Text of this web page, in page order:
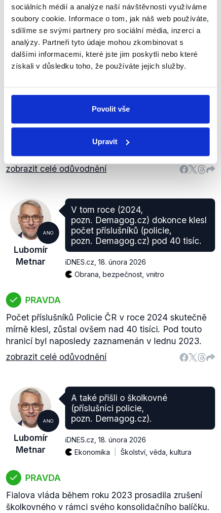
sociálních médií a analýze naší návštěvnosti využíváme
soubory cookie. Informace o tom, jak náš web používáte,
sdílíme se svými partnery pro sociální média, inzerci a
analýzy. Partneři tyto údaje mohou zkombinovat s
dalšími informacemi, které jste jim poskytli nebo které
získali v důsledku toho, že používáte jejich služby.
Povolit vše
Upravit
ANO
Lubomír
Metnar
Náborový příspěvek u policie již
je, jak u obecní, tak u Policie
České republiky.
iDNES.cz , 18. února 2026
ve výši od 110 tisíc do 150 tisíc korun. Některé
obecní (či městské) policie příspěvek také poskytují,
jedná se např. o policii v Brně, Kolíně nebo Plzni.
zobrazit celé odůvodnění
ANO
Lubomír
Metnar
V tom roce (2024,
pozn. Demagog.cz) dokonce klesl
počet příslušníků (policie,
pozn. Demagog.cz) pod 40 tisíc.
iDNES.cz 18. února 2026
Obrana, bezpečnost, vnitro
PRAVDA
Počet příslušníků Policie ČR v roce 2024 skutečně
mírně klesl, zůstal ovšem nad 40 tisíci. Pod touto
hranicí byl naposledy zaznamenán v lednu 2023.
zobrazit celé odůvodnění
ANO
Lubomír
Metnar
A také přišli o školkovné
(příslušníci policie,
pozn. Demagog.cz).
iDNES.cz 18. února 2026
Ekonomika
Školství, věda, kultura
PRAVDA
Fialova vláda během roku 2023 prosadila zrušení
školkovného v rámci svého konsolidačního balíčku.